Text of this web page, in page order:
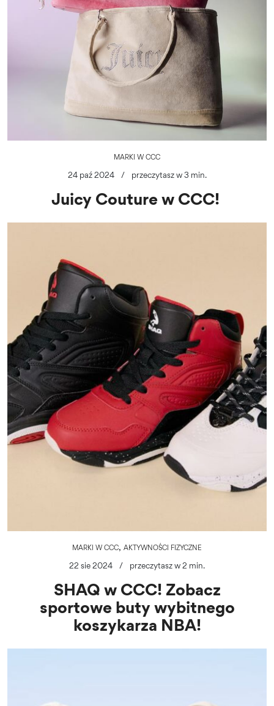
MARKI W CCC
24 paź 2024 / przeczytasz w 3 min.
Juicy Couture w CCC!
MARKI W CCC, AKTYWNOŚCI FIZYCZNE
22 sie 2024 / przeczytasz w 2 min.
SHAQ w CCC! Zobacz
sportowe buty wybitnego
koszykarza NBA!